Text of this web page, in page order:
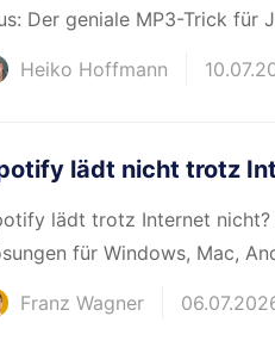
Der geniale MP3-Trick für
Heiko Hoffmann
lädt nicht trotz
lädt trotz Internet
für Windows, Mac,
Franz Wagner